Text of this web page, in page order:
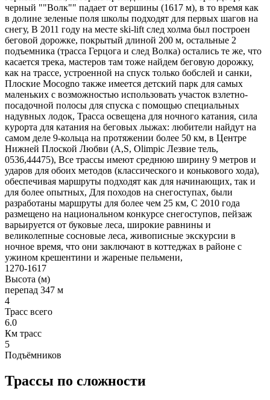
черный ""Волк"" падает от вершины (1617 м), в то время как
в долине зеленые поля школы подходят для первых шагов на
снегу, В 2011 году на месте ski-lift след холма был построен
беговой дорожке, покрытый длиной 200 м, остальные 2
подъемника (трасса Герцога и след Волка) остались те же, что
касается трека, мастеров там тоже найдем беговую дорожку,
как на трассе, устроенной на спуск только бобслей и санки,
Плоские Mocogno также имеется детский парк для самых
маленьких с возможностью использовать участок взлетно-
посадочной полосы для спуска с помощью специальных
надувных лодок, Трасса освещена для ночного катания, сила
курорта для катания на беговых лыжах: любители найдут на
самом деле 9-кольца на протяжении более 50 км, в Центре
Нижней Плоской Любви (A,S, Olimpic Лезвие тель,
0536,44475), Все трассы имеют среднюю ширину 9 метров и
ударов для обоих методов (классического и конькового хода),
обеспечивая маршруты подходят как для начинающих, так и
для более опытных, Для походов на снегоступах, были
разработаны маршруты для более чем 25 км, С 2010 года
размещено на национальном конкурсе снегоступов, пейзаж
варьируется от буковые леса, широкие равнины и
великолепные сосновые леса, живописные экскурсии в
ночное время, что они заключают в коттеджах в районе с
ужином крешентини и жареные пельмени,
1270-1617
Высота (м)
перепад 347 м
4
Трасс всего
6.0
Км трасс
5
Подъёмников
Трассы по сложности